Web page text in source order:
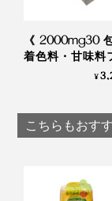
《2000mg30
着色料・甘味料
ー、高純度
¥
こちらもおす